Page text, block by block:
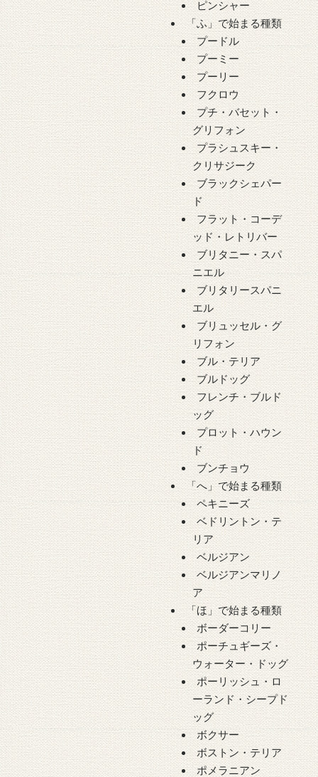
ピンシャー
「ふ」で始まる種類
プードル
プーミー
プーリー
フクロウ
プチ・バセット・
グリフォン
プラシュスキー・
クリサジーク
ブラックシェパー
ド
フラット・コーデ
ッド・レトリバー
ブリタニー・スパ
ニエル
ブリタリースパニ
エル
ブリュッセル・グ
リフォン
ブル・テリア
ブルドッグ
フレンチ・ブルド
ッグ
プロット・ハウン
ド
ブンチョウ
「へ」で始まる種類
ペキニーズ
ベドリントン・テ
リア
ベルジアン
ベルジアンマリノ
ア
「ほ」で始まる種類
ボーダーコリー
ポーチュギーズ・
ウォーター・ドッグ
ポーリッシュ・ロ
ーランド・シープド
ッグ
ボクサー
ボストン・テリア
ポメラニアン